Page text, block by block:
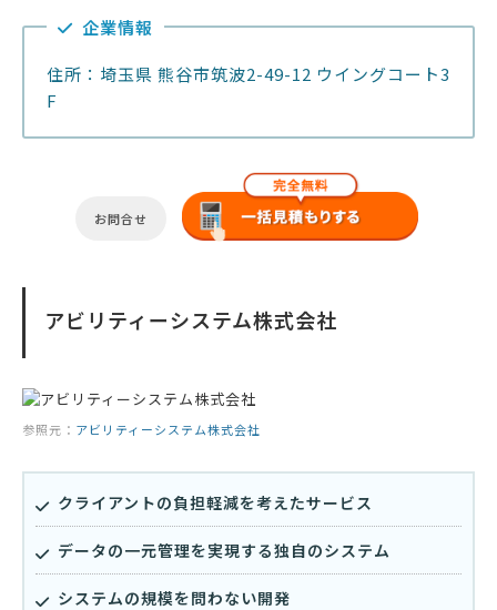
企業情報
住所：埼玉県 熊谷市筑波2-49-12 ウイングコート3
F
お問合せ
アビリティーシステム株式会社
参照元： アビリティーシステム株式会社
クライアントの負担軽減を考えたサービス
データの一元管理を実現する独自のシステム
システムの規模を問わない開発